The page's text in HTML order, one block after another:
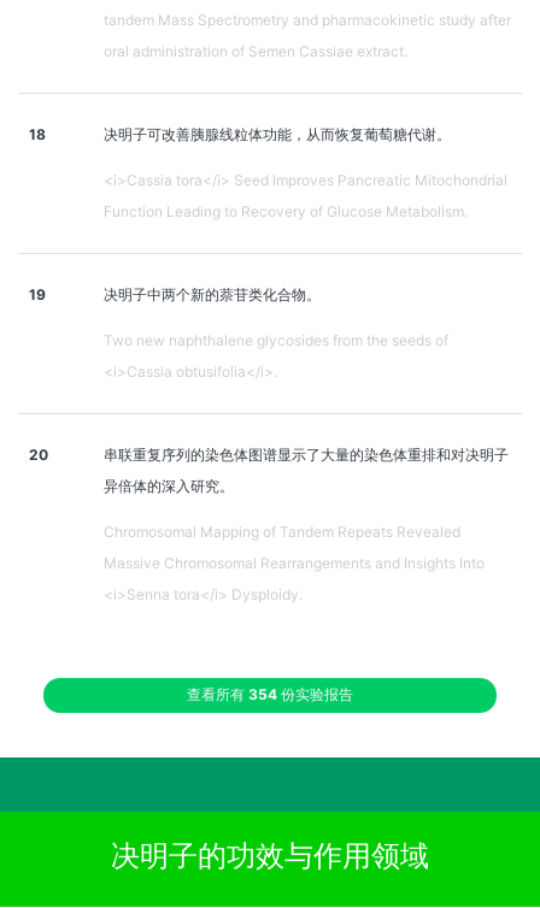
tandem Mass Spectrometry and pharmacokinetic study after
oral administration of Semen Cassiae extract.
18 决明子可改善胰腺线粒体功能，从而恢复葡萄糖代谢。
<i>Cassia tora</i> Seed Improves Pancreatic Mitochondrial
Function Leading to Recovery of Glucose Metabolism.
19 决明子中两个新的萘苷类化合物。
Two new naphthalene glycosides from the seeds of
<i>Cassia obtusifolia</i>.
20
串联重复序列的染色体图谱显示了大量的染色体重排和对决明子
异倍体的深入研究。
Chromosomal Mapping of Tandem Repeats Revealed
Massive Chromosomal Rearrangements and Insights Into
<i>Senna tora</i> Dysploidy.
查看所有 354 份实验报告
决明子的功效与作用领域